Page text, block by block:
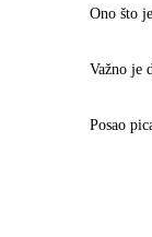
Ono što
Važno je
Posao